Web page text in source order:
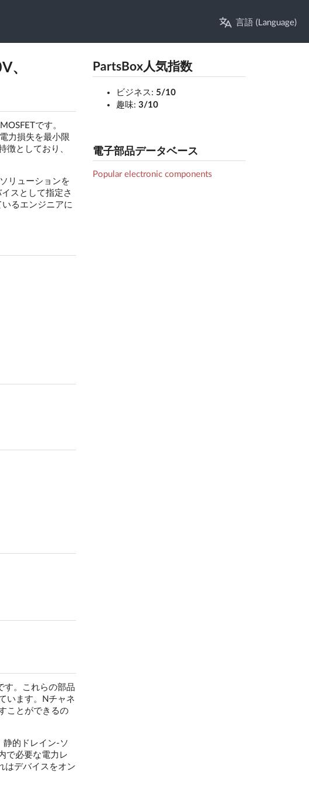
言語 (Language)
、
です。
力損失を最小限
徴としており、
リューションを
スとして指定さ
るエンジニアに
す。これらの部品
います。Nチャネ
ことができるの
静的ドレイン-ソ
で必要な電力レ
はデバイスをオン
PartsBox人気指数
ビジネス: 5/10
趣味: 3/10
電子部品データベース
Popular electronic components